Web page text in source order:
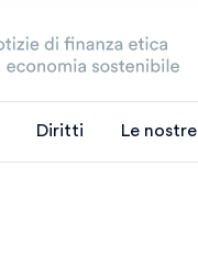
Diritti Le